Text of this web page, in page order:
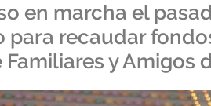
en marcha el
para recaudar
Familiares y Amigos